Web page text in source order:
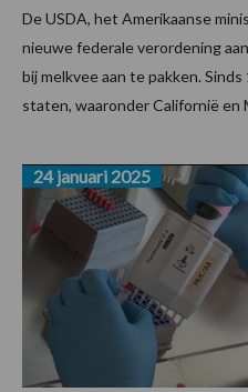
De USDA, het Amerikaanse
nieuwe federale verordening
bij melkvee aan te pakken.
staten, waaronder Californië en
24 januari 2025